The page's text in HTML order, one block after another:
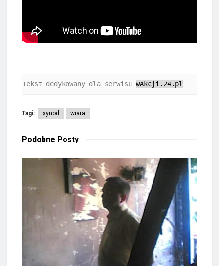
Tekst dedykowany dla serwisu wAkcji.24.pl
Tagi: synod wiara
Podobne Posty